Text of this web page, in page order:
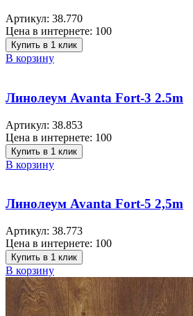
Артикул: 38.770
Цена в интернете: 100
Купить в 1 клик
В корзину
Линолеум Avanta Fort-3 2.5m
Артикул: 38.853
Цена в интернете: 100
Купить в 1 клик
В корзину
Линолеум Avanta Fort-5 2,5m
Артикул: 38.773
Цена в интернете: 100
Купить в 1 клик
В корзину